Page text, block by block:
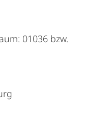
01036 bzw.